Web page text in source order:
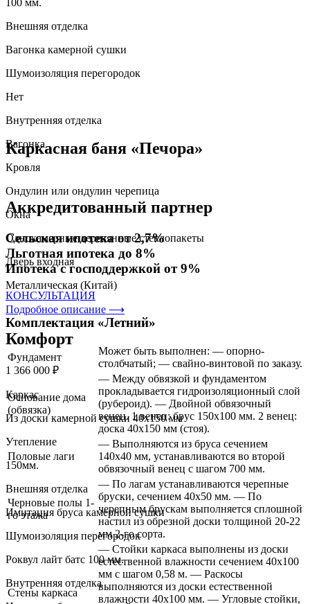
100 мм.
Внешняя отделка
Вагонка камерной сушки
Шумоизоляция перегородок
Нет
Внутренняя отделка
Вагонка
Кровля
Ондулин или ондулин черепица
Окна
Однокамерные деревянные стеклопакеты
Дверь входная
Металлическая (Китай)
Подробное описание ⟶
Комфорт
1 366 000 ₽
Каркас
Из доски камерной сушки 40х150 мм
Утепление
150мм.
Внешняя отделка
Имитация бруса камерной сушки
Шумоизоляция перегородок
Роквул лайт батс 100 мм.
Внутренняя отделка
Каркасная баня «Печора»
Аккредитованный партнер
Сельская ипотека от 2,7%
Льготная ипотека до 8%
Ипотека с господдержкой от 9%
КОНСУЛЬТАЦИЯ
Комплектация «Летний»
Фундамент
Может быть выполнен: — опорно-
столбчатый; — свайно-винтовой по заказу.
Основание дома
(обвязка)
— Между обвязкой и фундаментом
прокладывается гидроизоляционный слой
(рубероид). — Двойной обвязочный
венец. 1 венец: брус 150х100 мм. 2 венец:
доска 40х150 мм (стоя).
Половые лаги
— Выполняются из бруса сечением
140х40 мм, устанавливаются во второй
обвязочный венец с шагом 700 мм.
Черновые полы 1-
го этажа
— По лагам устанавливаются черепные
бруски, сечением 40х50 мм. — По
черепным брускам выполняется сплошной
настил из обрезной доски толщиной 20-22
мм 2-го сорта.
Стены каркаса
— Стойки каркаса выполнены из доски
естественной влажности сечением 40х100
мм с шагом 0,58 м. — Раскосы
выполняются из доски естественной
влажности 40х100 мм. — Угловые стойки,